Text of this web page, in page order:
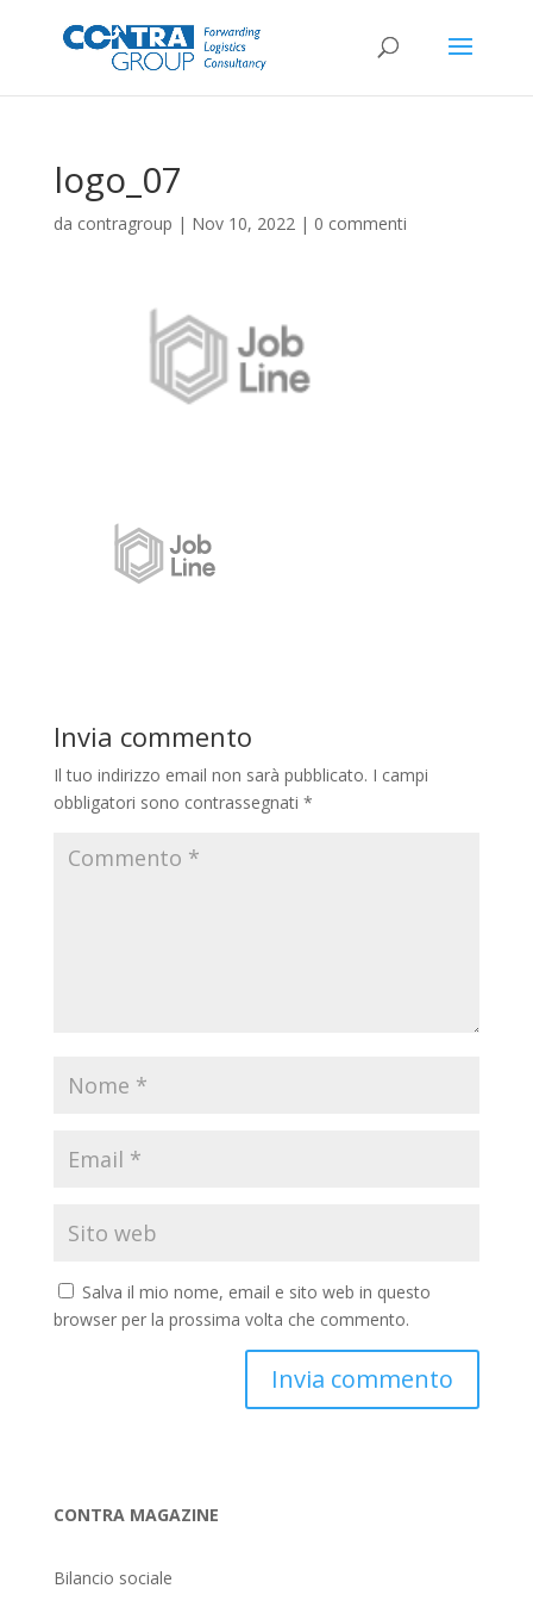
logo_07
da contragroup | Nov 10, 2022| 0 commenti
Invia commento
Il tuo indirizzo email non sarà pubblicato. I campi
obbligatori sono contrassegnati *
Salva il mio nome, email e sito web in questo
browser per la prossima volta che commento.
CONTRA MAGAZINE
Bilancio sociale